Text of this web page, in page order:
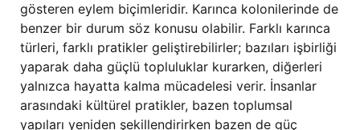
gösteren eylem biçimleridir. Karınca kolonilerinde de
benzer bir durum söz konusu olabilir. Farklı karınca
türleri, farklı pratikler geliştirebilirler; bazıları işbirliği
yaparak daha güçlü topluluklar kurarken, diğerleri
yalnızca hayatta kalma mücadelesi verir. İnsanlar
arasındaki kültürel pratikler, bazen toplumsal
yapıları yeniden şekillendirirken bazen de güç